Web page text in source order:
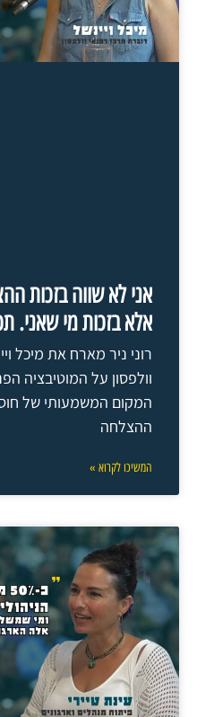
אני לא שווה בזכות
אלא בזכות מי שאני. תכנית #4 עם
רוני ניר מארח את מיכל
וולפסון על המוטיבציה
המקום המשמעותי של
ההצלחה
המשיכו לקרוא »